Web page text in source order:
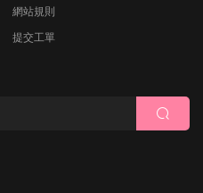
網站規則
提交工單